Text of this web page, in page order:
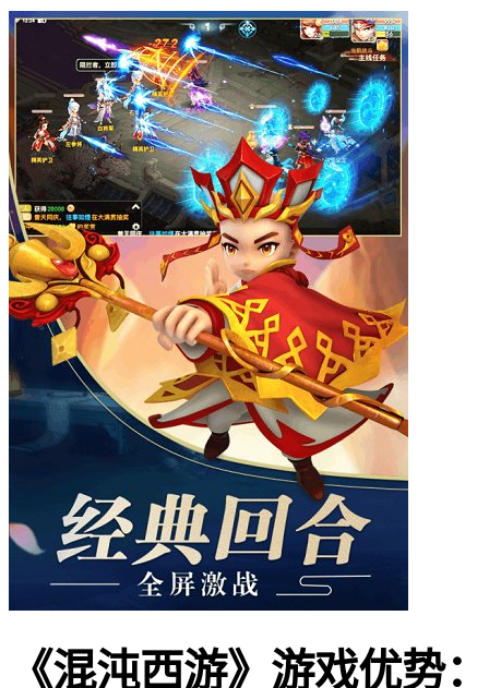
《混沌西游》游戏优势：